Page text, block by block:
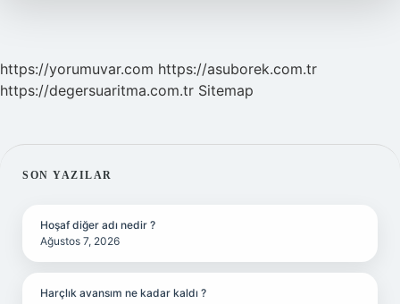
https://yorumuvar.com https://asuborek.com.tr
https://degersuaritma.com.tr Sitemap
SIDEBAR
SON YAZILAR
Hoşaf diğer adı nedir ?
Ağustos 7, 2026
Harçlık avansım ne kadar kaldı ?